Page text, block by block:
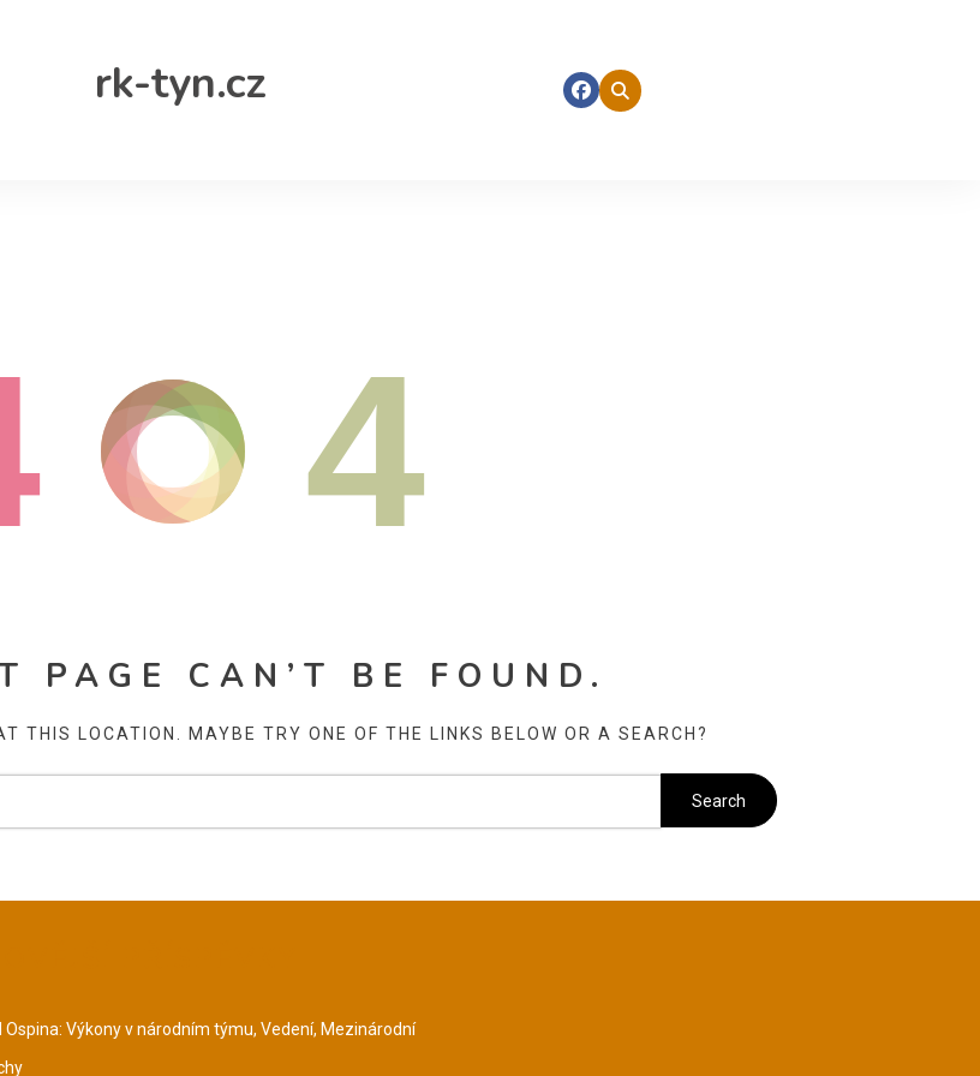
rk-tyn.cz
4
PAGE CAN’T BE FOUND.
THIS LOCATION. MAYBE TRY ONE OF THE LINKS BELOW OR A SEARCH?
Ospina: Výkony v národním týmu, Vedení, Mezinárodní